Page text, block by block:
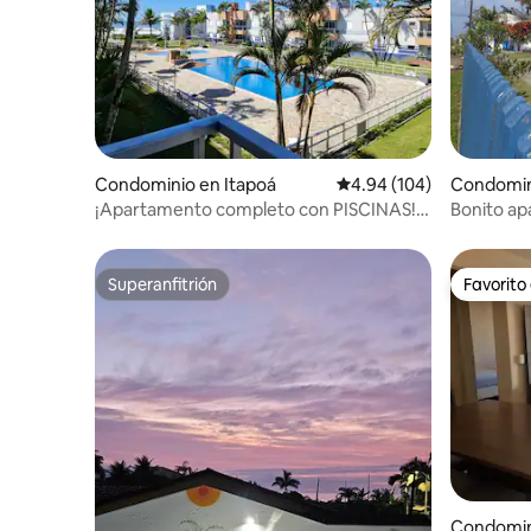
Condominio en Itapoá Calificación promedio:
4.94 (104)
¡Apartamento completo con PISCINAS!
Bonito
Superanfitrión
Superanfitrión